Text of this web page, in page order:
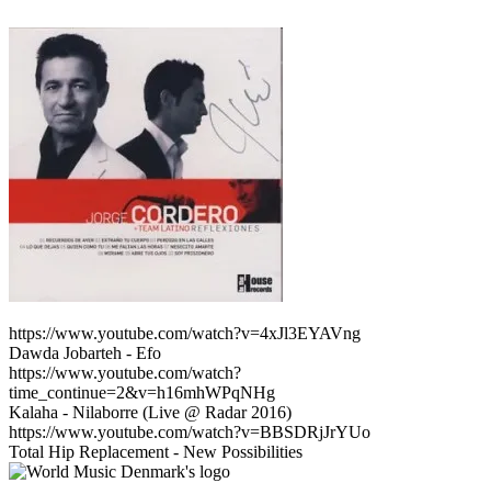
https://www.youtube.com/watch?v=4xJl3EYAVng
Dawda Jobarteh - Efo
https://www.youtube.com/watch?
time_continue=2&v=h16mhWPqNHg
Kalaha - Nilaborre (Live @ Radar 2016)
https://www.youtube.com/watch?v=BBSDRjJrYUo
Total Hip Replacement - New Possibilities